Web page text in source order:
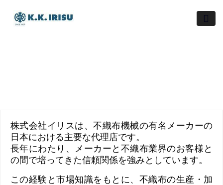
株式会社イリスは、不織布機械の有名メーカーの
日本における主要な代理店です。
長年にわたり、メーカーと不織布業界のお客様と
の間で培ってきた信頼関係を強みとしています。
この経験と市場知識をもとに、不織布の生産・加